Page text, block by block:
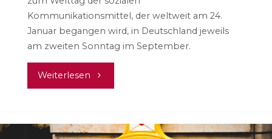
Kommunikationsmittel, der weltweit am 24.
Januar begangen wird, in Deutschland jeweils
am zweiten Sonntag im September.
Weiterlesen "Woran
gerade